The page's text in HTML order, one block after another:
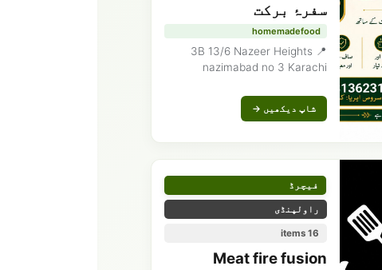
سفرۂ برکت
homemadefood
📍 3B 13/6 Nazeer Heights
nazimabad no 3 Karachi
شاپ دیکھیں →
فیچرڈ
راولپنڈی
16 items
Meat fire fusion